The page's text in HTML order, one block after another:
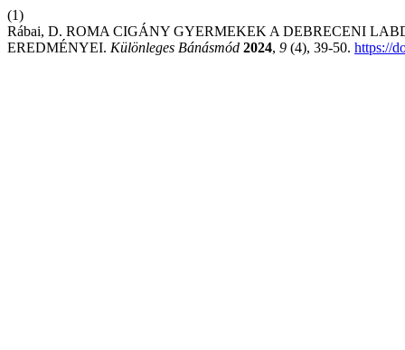
(1)
Rábai, D. ROMA CIGÁNY GYERMEKEK A DEBRECENI
EREDMÉNYEI. Különleges Bánásmód 2024, 9 (4), 39-50. https://